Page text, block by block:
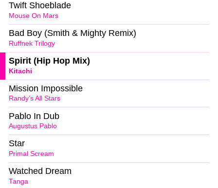
Mouse On Mars
Twift Shoeblade
Ruffnek Trilogy
Bad Boy (Smith & Mighty Remix)
Kitachi
Spirit (Hip Hop Mix)
Randy’s All Stars
Mission Impossible
Augustus Pablo
Pablo In Dub
Primal Scream
Star
Tanga
Watched Dream